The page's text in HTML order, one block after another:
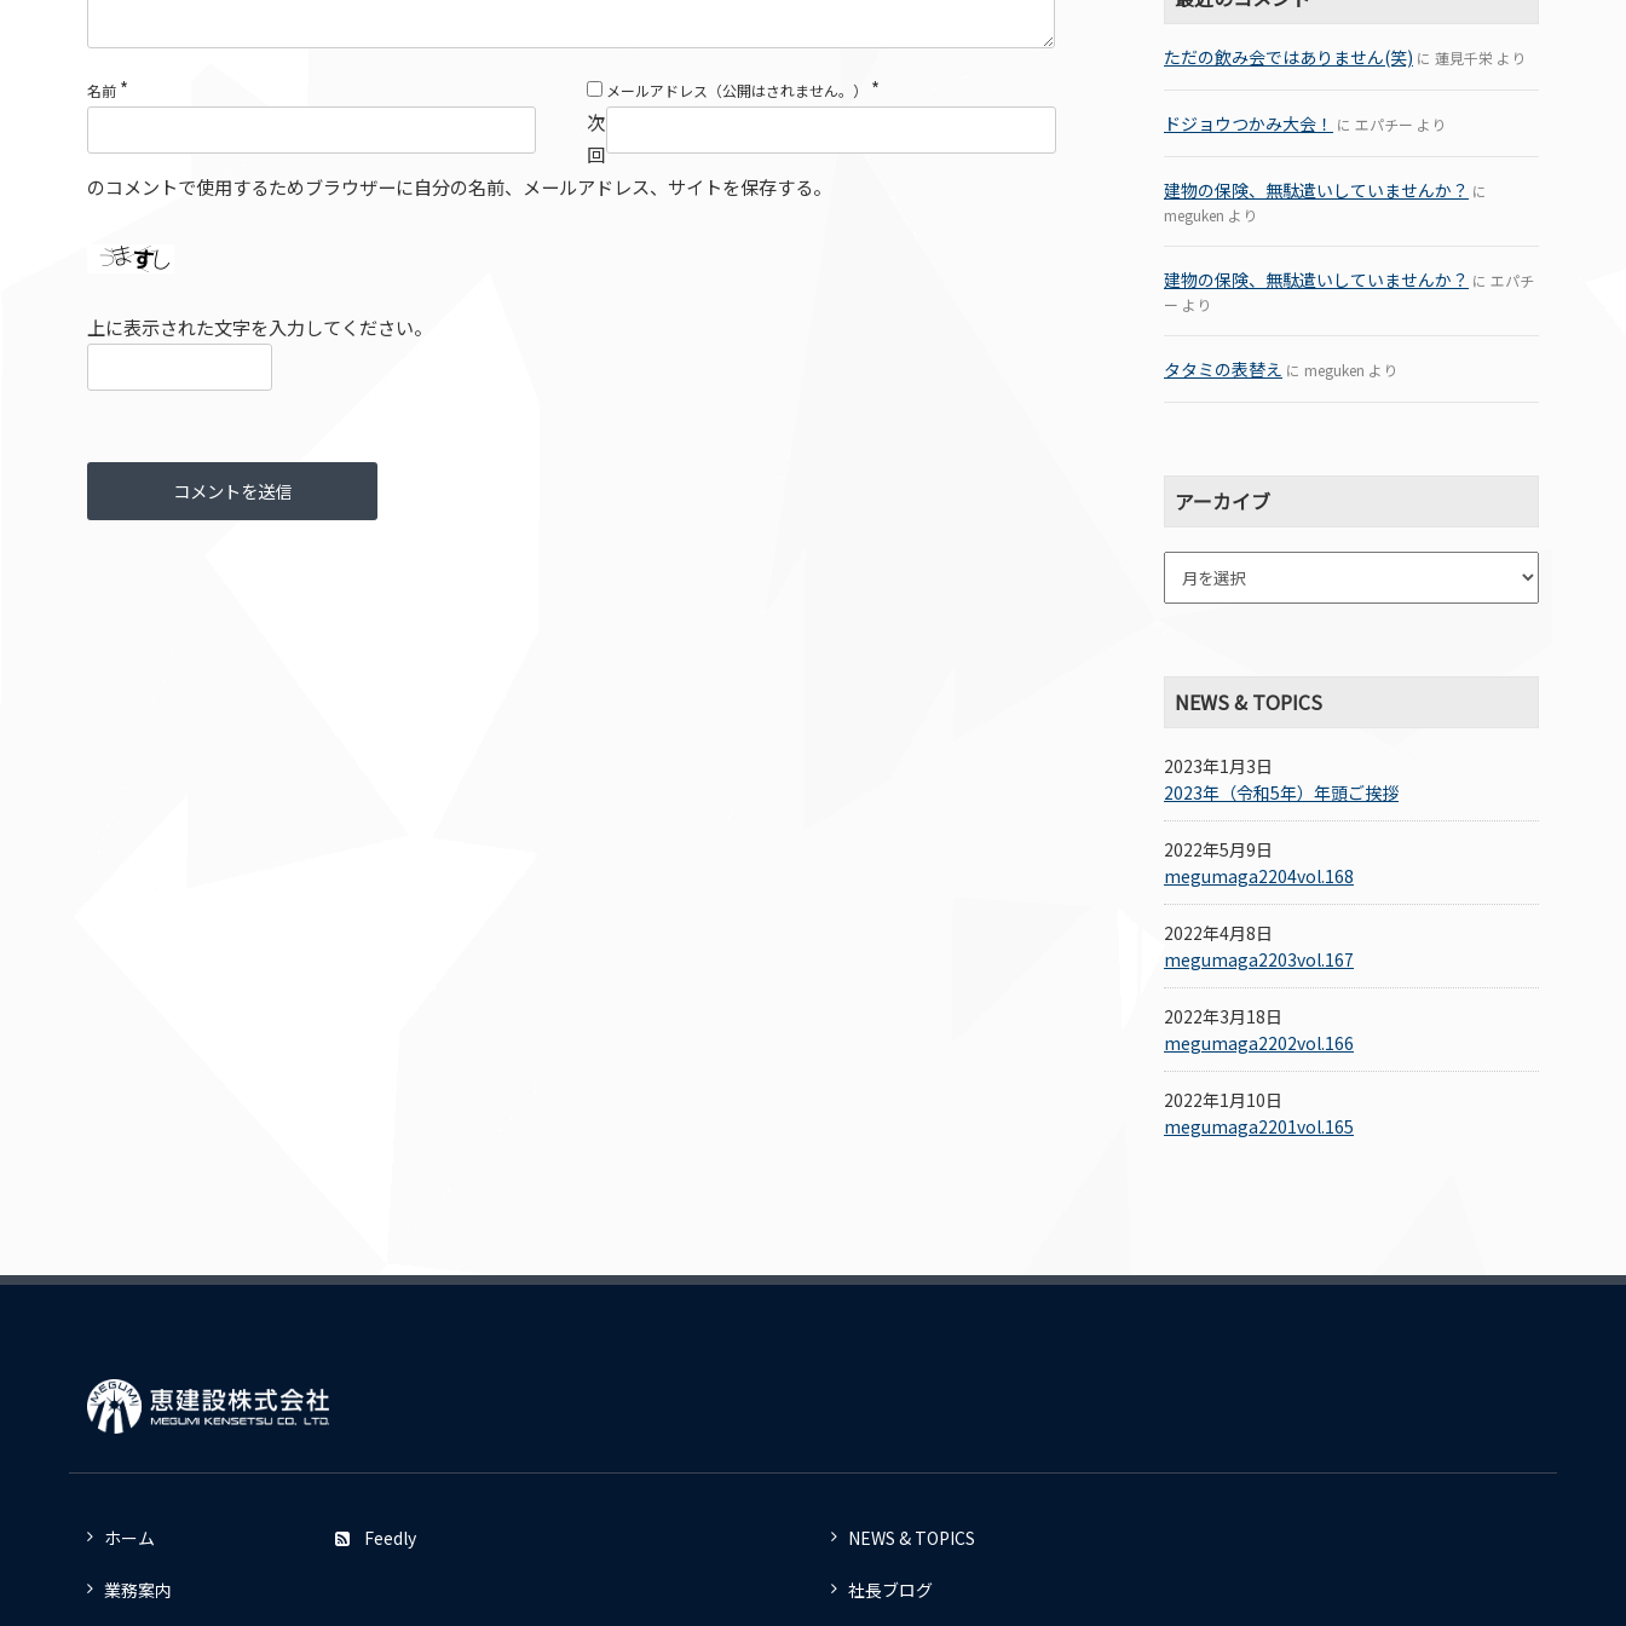
名前 * メールアドレス（公開はされません。）
*
次
回
のコメントで使用するためブラウザーに自分の名前、メールアドレス、サイトを保存する。
上に表示された文字を入力してください。
ただの飲み会ではありません(笑) に 蓮見千栄 より
ドジョウつかみ大会！ に エパチー より
建物の保険、無駄遣いしていませんか？ に
meguken より
建物の保険、無駄遣いしていませんか？ に エパチ
ー より
タタミの表替え に meguken より
アーカイブ
NEWS & TOPICS
2023年1月3日
2023年（令和5年）年頭ご挨拶
2022年5月9日
megumaga2204vol.168
2022年4月8日
megumaga2203vol.167
2022年3月18日
megumaga2202vol.166
2022年1月10日
megumaga2201vol.165
ホーム
業務案内
Feedly NEWS & TOPICS
社長ブログ